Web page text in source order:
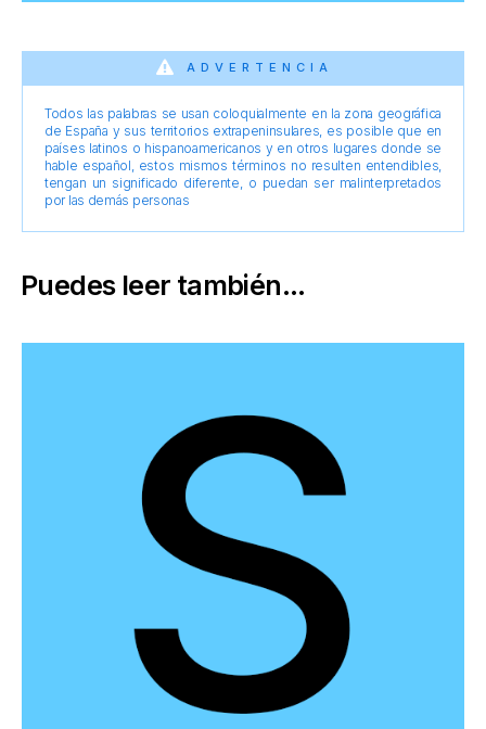
ADVERTENCIA
Todos las palabras se usan coloquialmente en la zona geográfica
de España y sus territorios extrapeninsulares, es posible que en
países latinos o hispanoamericanos y en otros lugares donde se
hable español, estos mismos términos no resulten entendibles,
tengan un significado diferente, o puedan ser malinterpretados
por las demás personas
Puedes leer también...